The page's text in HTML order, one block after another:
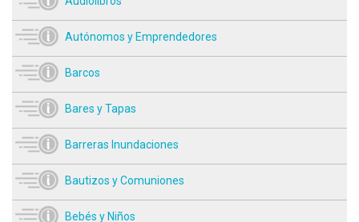
Autónomos y Emprendedores
Barcos
Bares y Tapas
Barreras Inundaciones
Bautizos y Comuniones
Bebés y Niños